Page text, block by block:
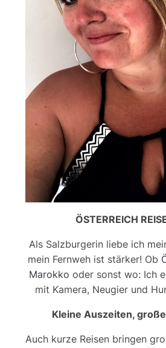
ÖSTERREICH
Als Salzburgerin liebe ich
mein Fernweh ist stärker! Ob
Marokko oder sonst wo: Ich
mit Kamera, Neugier und
Kleine Auszeiten,
Auch kurze Reisen bringen